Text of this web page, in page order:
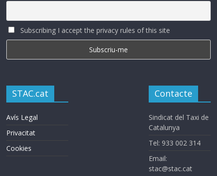
Subscribing I accept the privacy rules of this site
STAC.cat
Avís Legal
Privacitat
Cookies
Contacte
Sindicat del Taxi de
Catalunya
Tel: 933 002 314
Email:
stac@stac.cat